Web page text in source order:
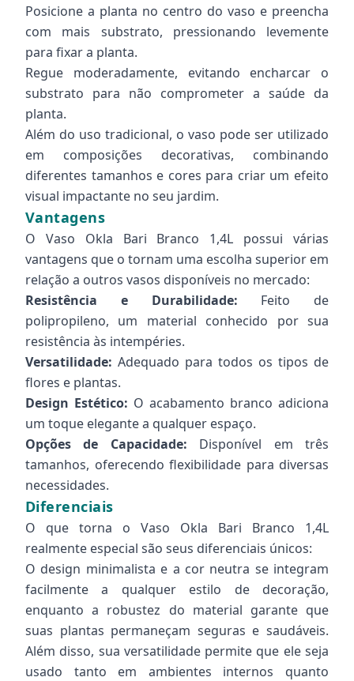
Posicione a planta no centro do vaso e preencha
com mais substrato, pressionando levemente
para fixar a planta.
Regue moderadamente, evitando encharcar o
substrato para não comprometer a saúde da
planta.
Além do uso tradicional, o vaso pode ser utilizado
em composições decorativas, combinando
diferentes tamanhos e cores para criar um efeito
visual impactante no seu jardim.
Vantagens
O Vaso Okla Bari Branco 1,4L possui várias
vantagens que o tornam uma escolha superior em
relação a outros vasos disponíveis no mercado:
Resistência e Durabilidade: Feito de
polipropileno, um material conhecido por sua
resistência às intempéries.
Versatilidade: Adequado para todos os tipos de
flores e plantas.
Design Estético: O acabamento branco adiciona
um toque elegante a qualquer espaço.
Opções de Capacidade: Disponível em três
tamanhos, oferecendo flexibilidade para diversas
necessidades.
Diferenciais
O que torna o Vaso Okla Bari Branco 1,4L
realmente especial são seus diferenciais únicos:
O design minimalista e a cor neutra se integram
facilmente a qualquer estilo de decoração,
enquanto a robustez do material garante que
suas plantas permaneçam seguras e saudáveis.
Além disso, sua versatilidade permite que ele seja
usado tanto em ambientes internos quanto